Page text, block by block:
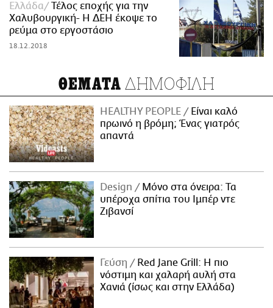
Ελλάδα
Τέλος εποχής για την
Χαλυβουργική- Η ΔΕΗ έκοψε το
ρεύμα στο εργοστάσιο
18.12.2018
ΘΕΜΑΤΑ ΔΗΜΟΦΙΛΗ
HEALTHY PEOPLE
Είναι καλό
πρωινό η βρόμη; Ένας γιατρός
απαντά
Design
Μόνο στα όνειρα: Τα
υπέροχα σπίτια του Ιμπέρ ντε
Ζιβανσί
Γεύση
Red Jane Grill: Η πιο
νόστιμη και χαλαρή αυλή στα
Χανιά (ίσως και στην Ελλάδα)